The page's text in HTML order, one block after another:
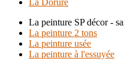
La peinture SP décor -
La peinture 2 tons
La peinture usée
La peinture à l'essuyée